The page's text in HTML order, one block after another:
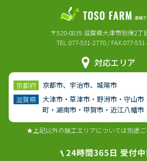
〒520-0835 滋賀県大津市別保2丁
TEL:077-531-2770 / FAX:077-
対応エリア
京都府
京都市、宇治市、城陽市
滋賀県
大津市・草津市・野洲市・守山市
町・湖南市・甲賀市・近江八幡市
★上記以外の施工エリアについては別途ご